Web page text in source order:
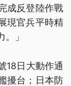
成反登陸作戰
現官兵平時精
」
18日大動作通
擾台；日本防